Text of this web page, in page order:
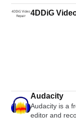
4DDiG
Audacity
Audacity is a
editor and